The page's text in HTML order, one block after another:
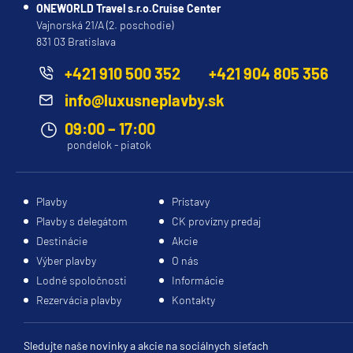
kajuty
balkónom.
Výber
kajuty
výrazne
zážitok
plavby.
Prezrite
si
našu
ponuku
januára
2020
program MedallionClass.
Taliansko
Stavebné
náklady:
miliónov
USD
Kmotry:
Trista
Sutter
Ryan
Sutter,
moderné
štýlové
interiéry,
vybavenie
inšpirujte
svoju
ďalšiu
nezabudnuteľnú
plavbu.
poskytovať
ešte
služby.
Lucia
Sun
Ďakujem
za
informáciu.
Zmena
bola
veľmi
dobra.
ONEWORLD Travel s.r.o.Cruise Center
Vajnorská 21/A (2. poschodie)
831 03 Bratislava
+421 910 500 352
+421 904 805 356
info@luxusneplavby.sk
09:00 – 17:00
pondelok - piatok
Plavby
Prístavy
Plavby s delegátom
CK provízny predaj
Destinácie
Akcie
Výber plavby
O nás
Lodné spoločnosti
Informácie
Rezervácia plavby
Kontakty
Sledujte naše novinky a akcie na sociálnych sieťach